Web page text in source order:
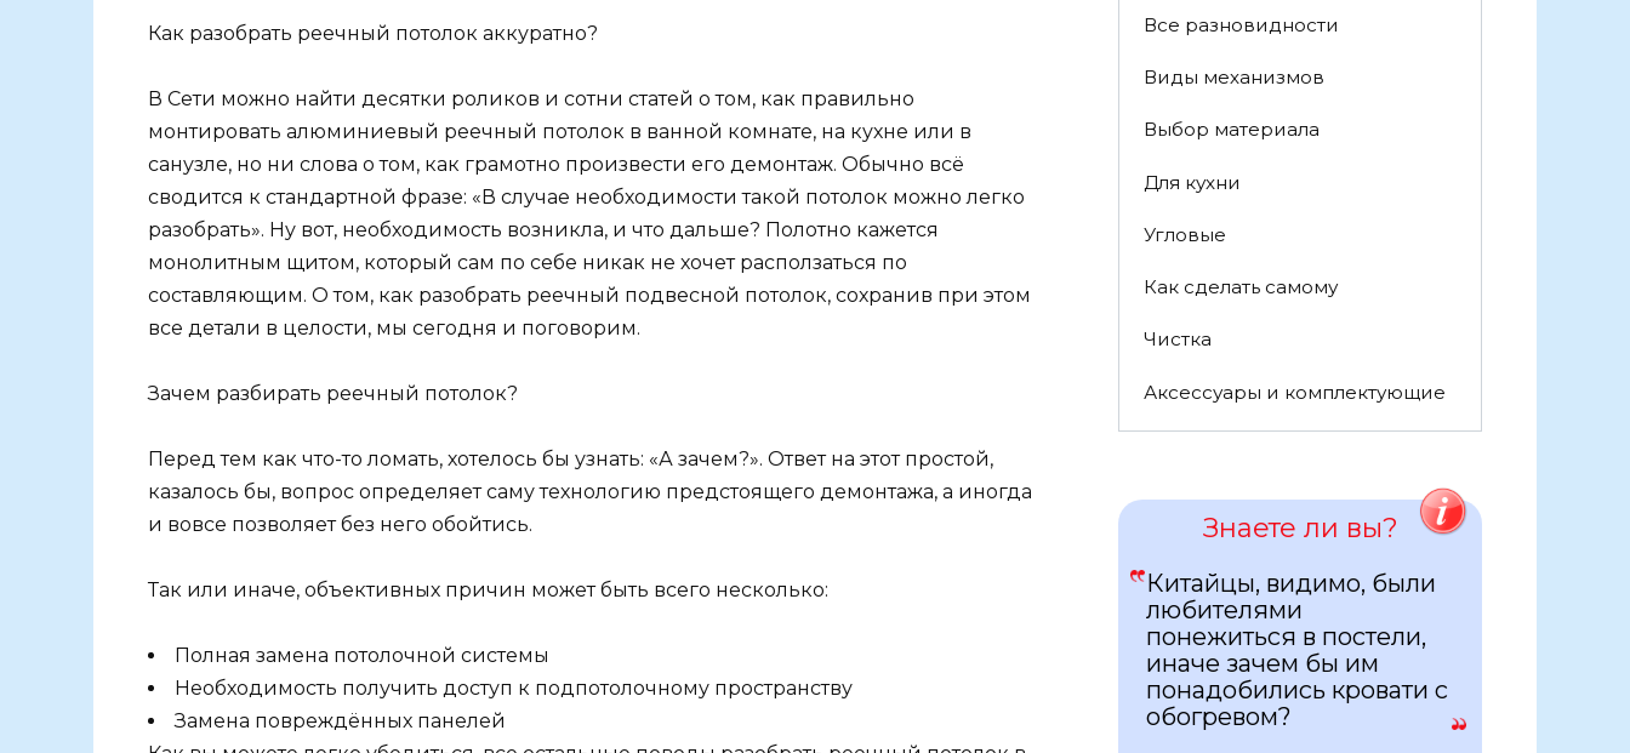
Как разобрать реечный потолок аккуратно?
В Сети можно найти десятки роликов и сотни статей о том, как правильно
монтировать алюминиевый реечный потолок в ванной комнате, на кухне или в
санузле, но ни слова о том, как грамотно произвести его демонтаж. Обычно всё
сводится к стандартной фразе: «В случае необходимости такой потолок можно легко
разобрать». Ну вот, необходимость возникла, и что дальше? Полотно кажется
монолитным щитом, который сам по себе никак не хочет расползаться по
составляющим. О том, как разобрать реечный подвесной потолок, сохранив при этом
все детали в целости, мы сегодня и поговорим.
Зачем разбирать реечный потолок?
Перед тем как что-то ломать, хотелось бы узнать: «А зачем?». Ответ на этот простой,
казалось бы, вопрос определяет саму технологию предстоящего демонтажа, а иногда
и вовсе позволяет без него обойтись.
Так или иначе, объективных причин может быть всего несколько:
Полная замена потолочной системы
Необходимость получить доступ к подпотолочному пространству
Замена повреждённых панелей
Все разновидности
Виды механизмов
Выбор материала
Для кухни
Угловые
Как сделать самому
Чистка
Аксессуары и комплектующие
Знаете ли вы?
Китайцы, видимо, были
любителями
понежиться в постели,
иначе зачем бы им
понадобились кровати с
обогревом?